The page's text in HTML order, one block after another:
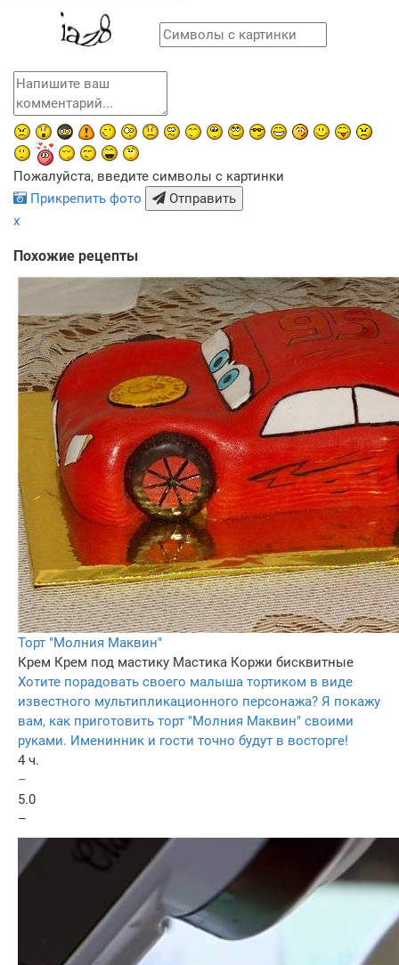
Пожалуйста, введите символы с картинки
Прикрепить фото
Отправить
x
Похожие рецепты
Торт "Молния Маквин"
Крем Крем под мастику Мастика Коржи бисквитные
Хотите порадовать своего малыша тортиком в виде
известного мультипликационного персонажа? Я покажу
вам, как приготовить торт "Молния Маквин" своими
руками. Именинник и гости точно будут в восторге!
4 ч.
–
5.0
–